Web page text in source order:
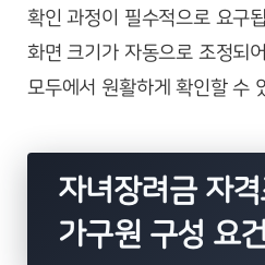
확인 과정이 필수적으로 요구
화면 크기가 자동으로 조정되
모두에서 원활하게 확인할 수
자녀장려금 자격
가구원 구성 요건